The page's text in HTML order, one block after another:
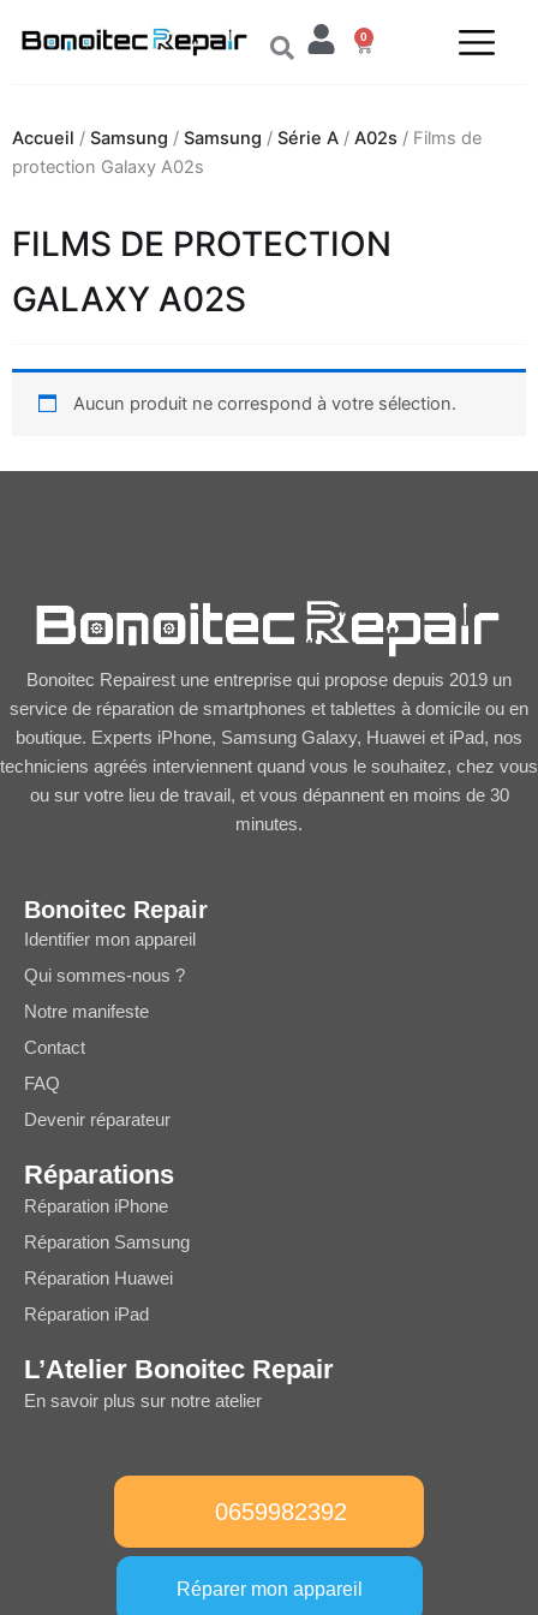
0
Panier
Accueil / Samsung / Samsung / Série A / A02s / Films de
protection Galaxy A02s
FILMS DE PROTECTION
GALAXY A02S
Aucun produit ne correspond à votre sélection.
Bonoitec Repairest une entreprise qui propose depuis 2019 un
service de réparation de smartphones et tablettes à domicile ou en
boutique. Experts iPhone, Samsung Galaxy, Huawei et iPad, nos
techniciens agréés interviennent quand vous le souhaitez, chez vous
ou sur votre lieu de travail, et vous dépannent en moins de 30
minutes.
Bonoitec Repair
Identifier mon appareil
Qui sommes-nous ?
Notre manifeste
Contact
FAQ
Devenir réparateur
Réparations
Réparation iPhone
Réparation Samsung
Réparation Huawei
Réparation iPad
L’Atelier Bonoitec Repair
En savoir plus sur notre atelier
0659982392
Réparer mon appareil